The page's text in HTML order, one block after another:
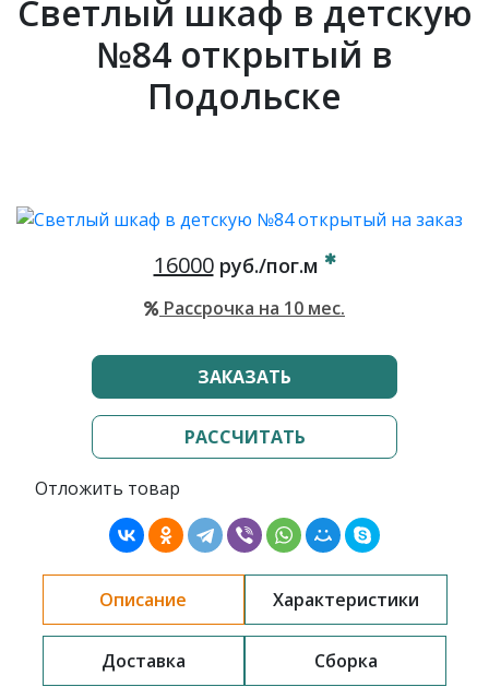
Светлый шкаф в детскую
№84 открытый в
Подольске
16000руб./пог.м
Рассрочка на 10 мес.
ЗАКАЗАТЬ
РАССЧИТАТЬ
Отложить товар
Описание Характеристики
Доставка Сборка